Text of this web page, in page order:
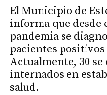
El Municipio de
informa que desde
pandemia se
pacientes positivos
Actualmente, 30
internados en
salud.